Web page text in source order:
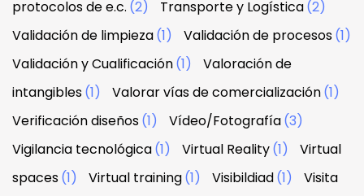
protocolos de e.c. (2) Transporte y Logística(2)
Validación de limpieza(1) Validación de procesos(1)
Validación y Cualificación(1)
Valoración de
intangibles(1) Valorar vías de comercialización(1)
Verificación diseños(1) Vídeo/Fotografía(3)
Vigilancia tecnológica(1) Virtual Reality(1)
Virtual
spaces(1) Virtual training(1) Visibildiad(1)
Visita